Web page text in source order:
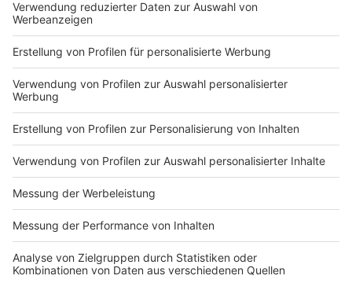
All das sind düstere Aussichten und sie
veranschaulichen, mit welcher Heftigkeit und
Unausweichlichkeit der Klimawandel schon jetzt
unsere Gesundheit beeinflusst.
Aber es gibt Hoffnung, wenn wir uns eine Sache
bewusst machen, sagt der Arzt. Wir können etwas tun.
Wir können unserem Körper helfen, mit den Folgen des
Klimawandels klarzukommen. In dem wir Krankheiten
wie Diabetes oder Bluthochdruck vermeiden. In dem
wir gesünder leben. Mehr Fahrrad fahren, anstatt das
Auto zu nehmen - mehr Gemüse und Obst essen statt
Fleisch. Das alles stärkt unseren Körper - macht ihn
anpassungsfähiger. Und nebenbei schützt es auch das